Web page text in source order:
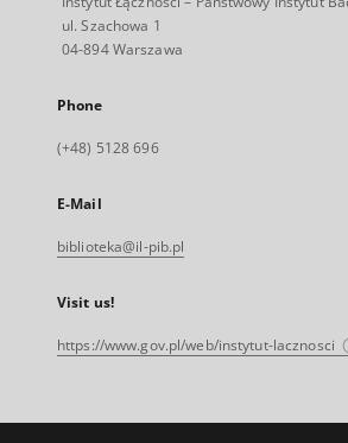
ul. Szachowa 1
04-894 Warszawa
Phone
(+48) 5128 696
E-Mail
biblioteka@il-pib.pl
Visit us!
https://www.gov.pl/web/instytut-lacznosci